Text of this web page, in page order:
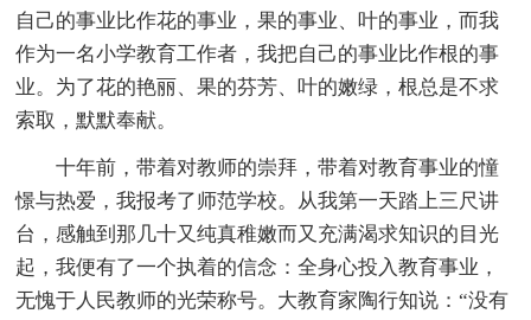
自己的事业比作花的事业，果的事业、叶的事业，而我
作为一名小学教育工作者，我把自己的事业比作根的事
业。为了花的艳丽、果的芬芳、叶的嫩绿，根总是不求
索取，默默奉献。
十年前，带着对教师的崇拜，带着对教育事业的憧
憬与热爱，我报考了师范学校。从我第一天踏上三尺讲
台，感触到那几十又纯真稚嫩而又充满渴求知识的目光
起，我便有了一个执着的信念：全身心投入教育事业，
无愧于人民教师的光荣称号。大教育家陶行知说：“没有